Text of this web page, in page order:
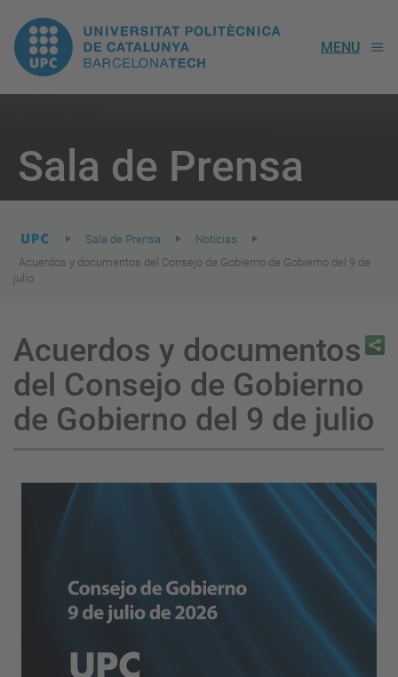
UPC.
Universitat
de
Catalunya
MENU
Sala de Prensa
here:
Sala de Prensa
Noticias
Acuerdos y documentos del Consejo de Gobierno de Gobierno del 9 de
julio
Acuerdos y documentos
del Consejo de Gobierno
de Gobierno del 9 de julio